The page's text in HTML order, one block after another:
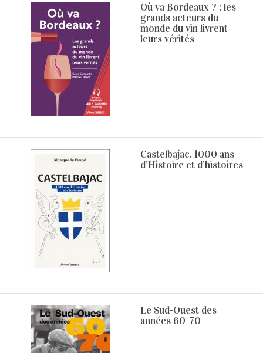
Où va Bordeaux ? : les
grands acteurs du
monde du vin livrent
leurs vérités
Castelbajac. 1000 ans
d’Histoire et d’histoires
Le Sud-Ouest des
années 60-70